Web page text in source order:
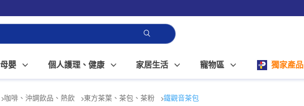
母嬰 個人護理、健康 家居生活 寵物區 獨家產品
咖啡、沖調飲品、熱飲 東方茶葉、茶包、茶粉 鐵觀音茶包